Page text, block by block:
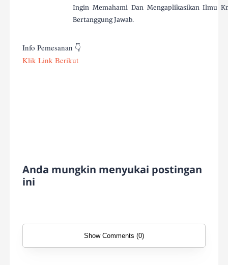
Ingin Memahami Dan Mengaplikasikan Ilmu
Bertanggung Jawab.
Info Pemesanan 👇
Klik Link Berikut
Anda mungkin menyukai postingan
ini
Show Comments (0)